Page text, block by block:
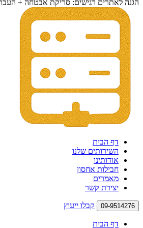
הגנה לאתרים רגישים: סריקת אבטחה +
דף הבית
השירותים שלנו
אודותינו
חבילות אחסון
מאמרים
יצירת קשר
09-9514276 קבלו ייעוץ
דף הבית